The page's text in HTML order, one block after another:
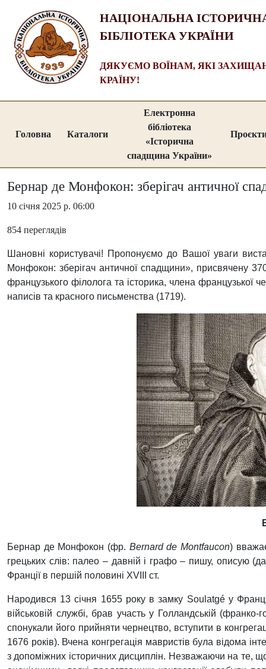
НАЦІОНАЛЬНА
БІБЛІОТЕКА УКРАЇНИ
ДЯКУЄМО ВОЇНАМ, ЯКІ
КРАЇНУ!
Головна Каталоги
Електронна
бібліотека
«Історична
спадщина України»
Бернар де Монфокон: зберігач античної
10 січня 2025 р. 06:00
854 переглядів
Шановні користувачі! Пропонуємо до Вашої уваги
Монфокон: зберігач античної спадщини», присвячену
французького філолога та історика, члена французької
написів та красного письменства (1719).
Бернар де Монфокон (фр. Bernard de Montfaucon)
грецьких слів: палео – давній і графо – пишу, описую
Франції в першій половині XVIII ст.
Народився 13 січня 1655 року в замку Soulatgé у
військовій службі, брав участь у Голландській (франко-
спонукали його прийняти чернецтво, вступити в
1676 років). Вчена конгрегація мавристів була відома
з допоміжних історичних дисциплін. Незважаючи на те,